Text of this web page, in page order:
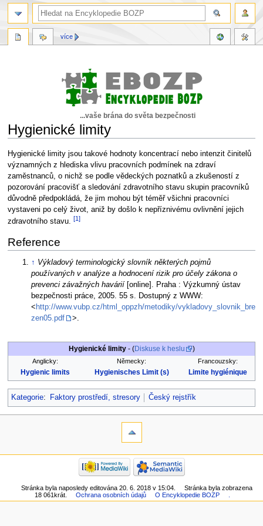
...vaše brána do světa bezpečnosti
Hygienické limity
Skočit
na
navigaci
Skočit
na
vyhledávání
Hygienické limity jsou takové hodnoty koncentrací nebo intenzit činitelů
významných z hlediska vlivu pracovních podmínek na zdraví
zaměstnanců, o nichž se podle vědeckých poznatků a zkušeností z
pozorování pracovišť a sledování zdravotního stavu skupin pracovníků
důvodně předpokládá, že jim mohou být téměř všichni pracovníci
vystaveni po celý život, aniž by došlo k nepříznivému ovlivnění jejich
zdravotního stavu. [1]
Reference
↑ Výkladový terminologický slovník některých pojmů
používaných v analýze a hodnocení rizik pro účely zákona o
prevenci závažných havárií [online]. Praha : Výzkumný ústav
bezpečnosti práce, 2005. 55 s. Dostupný z WWW:
< http://www.vubp.cz/html_oppzh/metodiky/vykladovy_slovnik_bre
zen05.pdf
>.
Hygienické limity- (Diskuse k heslu )
Anglicky: Německy: Francouzsky:
Hygienic limits Hygienisches Limit (s) Limite hygiénique
Kategorie: Faktory prostředí, stresory Český rejstřík
více
Stránka byla naposledy editována 20. 6. 2018 v 15:04.
Stránka byla zobrazena
18 061krát.
Ochrana osobních údajů O Encyklopedie BOZP